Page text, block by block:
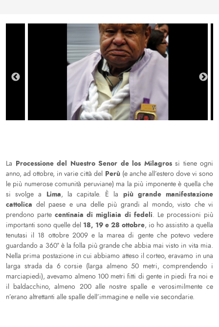
La Processione del Nuestro Senor de los Milagrossi tiene ogni
anno, ad ottobre, in varie città del Perù(e anche all’estero dove vi sono
le più numerose comunità peruviane) ma la più imponente è quella che
si svolge a Lima, la capitale. È la più grande manifestazione
cattolica del paese e una delle più grandi al mondo, visto che vi
prendono partecentinaia di migliaia di fedeli. Le processioni più
importanti sono quelle del 18, 19 e 28 ottobre, io ho assistito a quella
tenutasi il 18 ottobre 2009 e la marea di gente che potevo vedere
guardando a 360° è la folla più grande che abbia mai visto in vita mia.
Nella prima postazione in cui abbiamo atteso il corteo, eravamo in una
larga strada da 6 corsie (larga almeno 50 metri, comprendendo i
marciapiedi), avevamo almeno 100 metri fitti di gente in piedi fra noi e
il baldacchino, almeno 200 alle nostre spalle e verosimilmente ce
n’erano altrettanti alle spalle dell’immagine e nelle vie secondarie.